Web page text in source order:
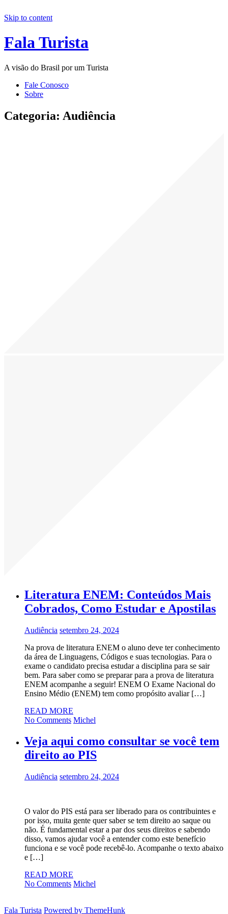
Skip to content
Fala Turista
A visão do Brasil por um Turista
Fale Conosco
Sobre
Categoria: Audiência
Literatura ENEM: Conteúdos Mais
Cobrados, Como Estudar e Apostilas
Audiência setembro 24, 2024
Na prova de literatura ENEM o aluno deve ter conhecimento
da área de Linguagens, Códigos e suas tecnologias. Para o
exame o candidato precisa estudar a disciplina para se sair
bem. Para saber como se preparar para a prova de literatura
ENEM acompanhe a seguir! ENEM O Exame Nacional do
Ensino Médio (ENEM) tem como propósito avaliar […]
READ MORE
No Comments Michel
Veja aqui como consultar se você tem
direito ao PIS
Audiência setembro 24, 2024
O valor do PIS está para ser liberado para os contribuintes e
por isso, muita gente quer saber se tem direito ao saque ou
não. É fundamental estar a par dos seus direitos e sabendo
disso, vamos ajudar você a entender como este benefício
funciona e se você pode recebê-lo. Acompanhe o texto abaixo
e […]
READ MORE
No Comments Michel
Fala Turista Powered by ThemeHunk